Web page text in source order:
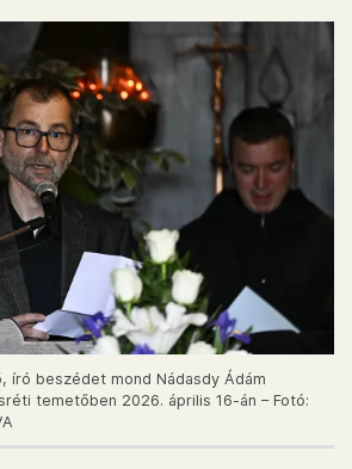
író beszédet mond Nádasdy Ádám
temetőben 2026. április 16-án – Fotó: